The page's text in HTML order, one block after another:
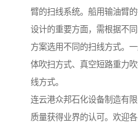
臂的扫线系统。船用输油臂
设计的重要方面，需根据不
方案选用不同的扫线方式。
体吹扫方式、真空短路重力
线方式。
连云港众邦石化设备制造有
质量获得业界的认可。欢迎